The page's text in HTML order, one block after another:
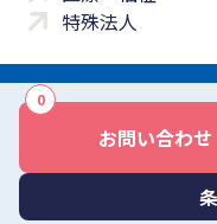
お問い合わせ
0
特殊法人
サイトマップ
商標について反社会
Copyright ©